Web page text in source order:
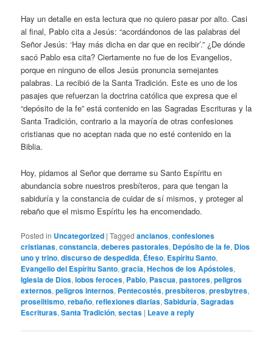
Hay un detalle en esta lectura que no quiero pasar por alto. Casi
al final, Pablo cita a Jesús: “acordándonos de las palabras del
Señor Jesús: ‘Hay más dicha en dar que en recibir’.” ¿De dónde
sacó Pablo esa cita? Ciertamente no fue de los Evangelios,
porque en ninguno de ellos Jesús pronuncia semejantes
palabras. La recibió de la Santa Tradición. Este es uno de los
pasajes que refuerzan la doctrina católica que expresa que el
“depósito de la fe” está contenido en las Sagradas Escrituras y la
Santa Tradición, contrario a la mayoría de otras confesiones
cristianas que no aceptan nada que no esté contenido en la
Biblia.
Hoy, pidamos al Señor que derrame su Santo Espíritu en
abundancia sobre nuestros presbíteros, para que tengan la
sabiduría y la constancia de cuidar de sí mismos, y proteger al
rebaño que el mismo Espíritu les ha encomendado.
Posted in Uncategorized |Tagged ancianos,confesiones
cristianas,constancia,deberes pastorales, Depósito de la fe, Dios
uno y trino,discurso de despedida, Éfeso, Espíritu Santo,
Evangelio del Espíritu Santo,gracia,Hechos de los Apóstoles,
Iglesia de Dios,lobos feroces, Pablo, Pascua,pastores,peligros
externos,peligros internos, Pentecostés,presbíteros,presbytres,
proselitismo,rebaño,reflexiones diarias,Sabiduría,Sagradas
Escrituras,Santa Tradición,sectas | Leave a reply